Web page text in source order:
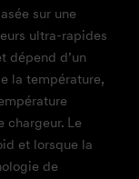
sur une
ultra-rapides
dépend d’un
la température,
chargeur. Le
et lorsque la
de